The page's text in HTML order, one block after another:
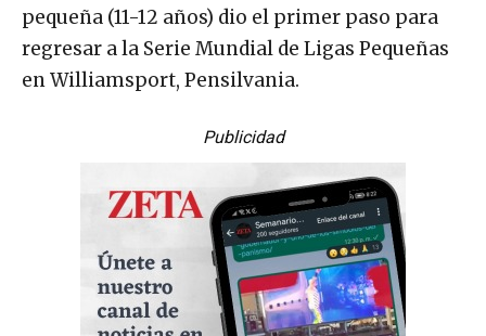
pequeña (11-12 años) dio el primer paso para
regresar a la Serie Mundial de Ligas Pequeñas
en Williamsport, Pensilvania.
Publicidad